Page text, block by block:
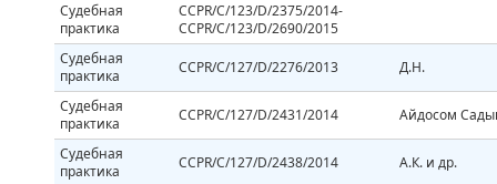
Судебная
практика
CCPR/C/123/D/2375/2014-
CCPR/C/123/D/2690/2015
Судебная
практика
CCPR/C/127/D/2276/2013 Д.Н.
Судебная
практика
CCPR/C/127/D/2431/2014 Айдосом
Судебная
практика
CCPR/C/127/D/2438/2014 А.К. и др.